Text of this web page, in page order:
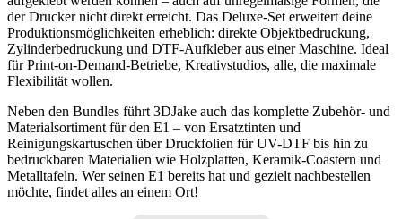
der Drucker nicht direkt erreicht. Das Deluxe-Set erweitert deine
Produktionsmöglichkeiten erheblich: direkte Objektbedruckung,
Zylinderbedruckung und DTF-Aufkleber aus einer Maschine. Ideal
für Print-on-Demand-Betriebe, Kreativstudios, alle, die maximale
Flexibilität wollen.
Neben den Bundles führt 3DJake auch das komplette Zubehör- und
Materialsortiment für den E1 – von Ersatztinten und
Reinigungskartuschen über Druckfolien für UV-DTF bis hin zu
bedruckbaren Materialien wie Holzplatten, Keramik-Coastern und
Metalltafeln. Wer seinen E1 bereits hat und gezielt nachbestellen
möchte, findet alles an einem Ort!